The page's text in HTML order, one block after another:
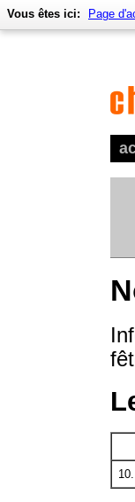
Vous êtes ici: Page